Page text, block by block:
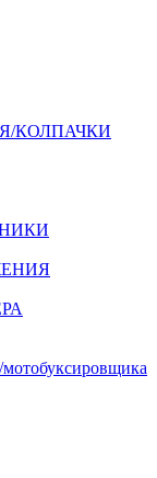
КОЛПАЧКИ
мотобуксировщика